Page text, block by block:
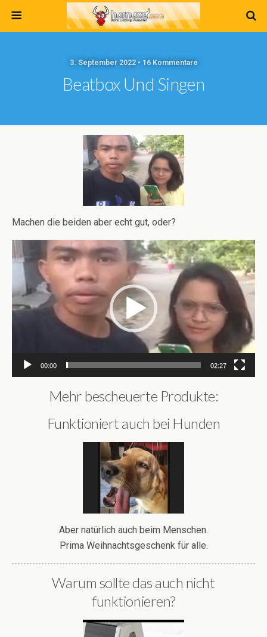
3. September 2022 • 16 Kommentare
Beatbox Und Singen
Machen die beiden aber echt gut, oder?
Video-
Player
00:00 02:27
Mehr bescheuerte Produkte:
Funktioniert auch bei Hunden
Aber natürlich auch beim Menschen.
Prima Weihnachtsgeschenk für alle.
Warum sollte das auch nicht
funktionieren?